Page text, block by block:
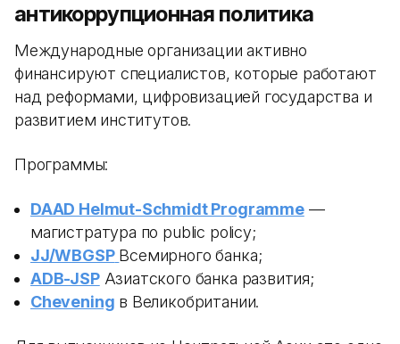
антикоррупционная политика
Международные организации активно
финансируют специалистов, которые работают
над реформами, цифровизацией государства и
развитием институтов.
Программы:
DAAD Helmut-Schmidt Programme—
магистратура по public policy;
JJ/WBGSP Всемирного банка;
ADB-JSPАзиатского банка развития;
Chevening в Великобритании.